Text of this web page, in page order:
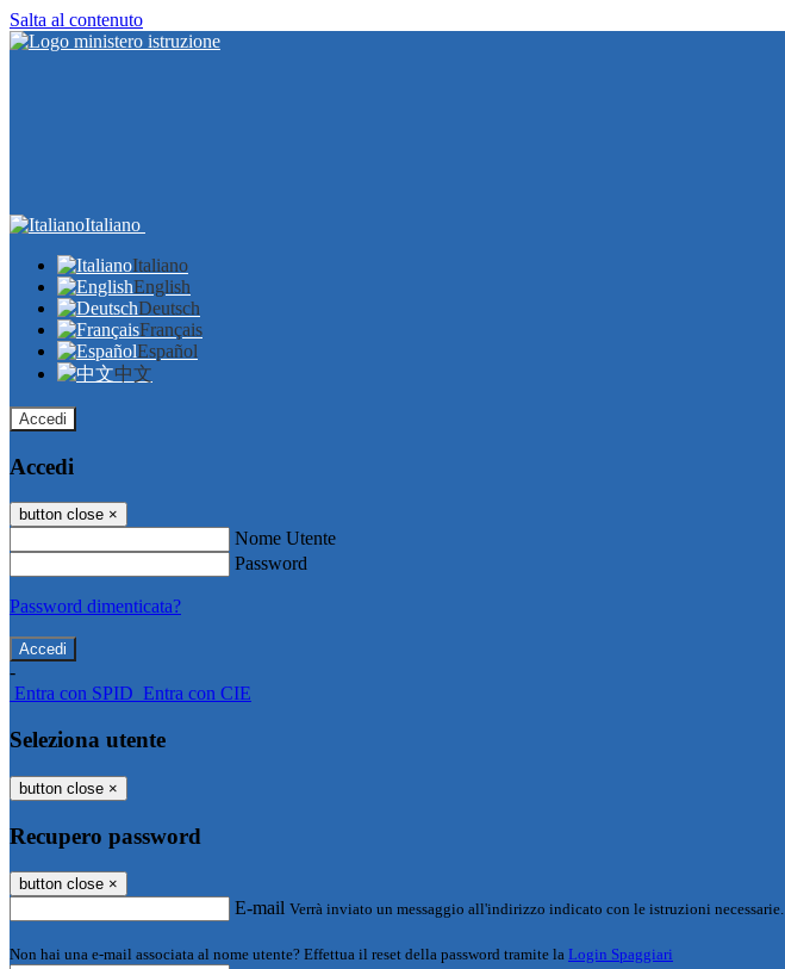
Salta al contenuto
Italiano
Italiano
English
Deutsch
Français
Español
中文
Accedi
Accedi
button close ×
Nome Utente
Password
Password dimenticata?
-
Entra con SPID Entra con CIE
Seleziona utente
button close ×
Recupero password
button close ×
E-mail Verrà inviato un messaggio all'indirizzo indicato con le istruzioni necessarie.
Non hai una e-mail associata al nome utente? Effettua il reset della password tramite la Login Spaggiari